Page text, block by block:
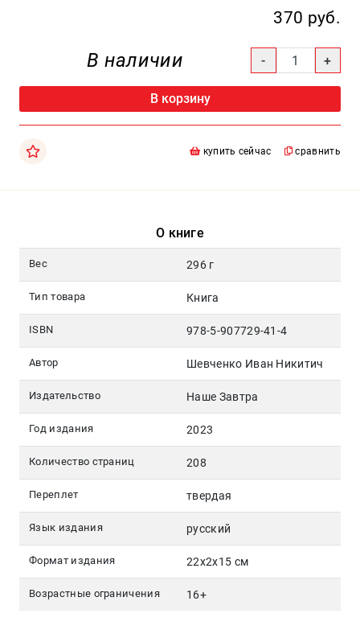
370 руб.
В наличии
В корзину
купить сейчас сравнить
О книге
Вес 296 г
Тип товара Книга
ISBN 978-5-907729-41-4
Автор Шевченко Иван Никитич
Издательство Наше Завтра
Год издания 2023
Количество страниц 208
Переплет твердая
Язык издания русский
Формат издания 22x2x15 см
Возрастные ограничения 16+